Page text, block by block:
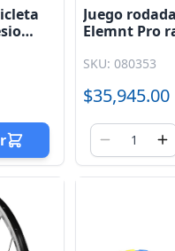
Juego
Elemnt Pro
SKU: 080353
$35,945.00